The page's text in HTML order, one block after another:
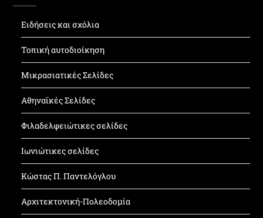
Ειδήσεις και σχόλια
Τοπική αυτοδιοίκηση
Μικρασιατικές Σελίδες
Αθηναϊκές Σελίδες
Φιλαδελφειώτικες σελίδες
Ιωνιώτικες σελίδες
Κώστας Π. Παντελόγλου
Αρχιτεκτονική-Πολεοδομία